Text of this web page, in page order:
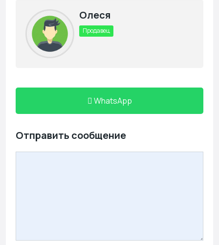
Олеся
Продавец
WhatsApp
Отправить сообщение